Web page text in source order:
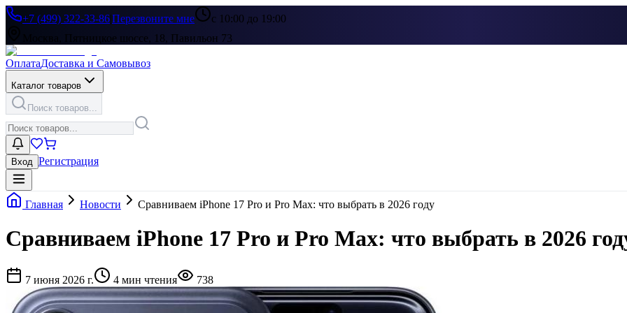
+7 (499) 322-33-86|Перезвоните мне
с 10:00 до 19:00
Москва, Пятницкое шоссе, 18, Павильон 73
ОплатаДоставка и Самовывоз
Каталог товаров
Поиск товаров...
Вход Регистрация
Главная Новости Сравниваем iPhone 17 Pro и Pro Max: что выбрать в 2026 году
Сравниваем iPhone 17 Pro и Pro Max: что выбрать в 2026
7 июня 2026 г. 4 мин чтения 738